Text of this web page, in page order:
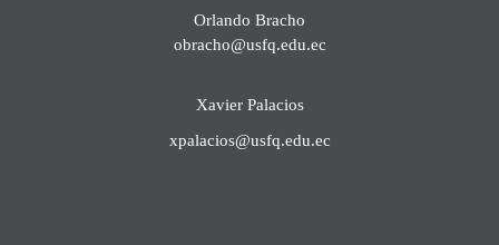
Orlando Bracho
obracho@usfq.edu.ec
Xavier Palacios
xpalacios@usfq.edu.ec